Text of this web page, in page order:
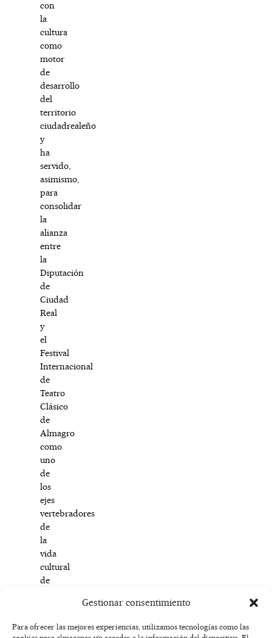
Gestionar consentimiento
Para ofrecer las mejores experiencias, utilizamos tecnologías como las
con
la
cultura
como
motor
de
desarrollo
del
territorio
ciudadrealeño
y
ha
servido,
asimismo,
para
consolidar
la
alianza
entre
la
Diputación
de
Ciudad
Real
y
el
Festival
Internacional
de
Teatro
Clásico
de
Almagro
como
uno
de
los
ejes
vertebradores
de
la
vida
cultural
de